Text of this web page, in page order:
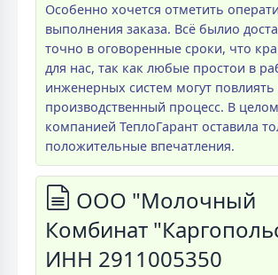
Особенно хочется отметить
выполнения заказа. Всё былио
точно в оговоренные сроки, что
для нас, так как любые простои в
инженерных систем могут повлиять
производственный процесс. В
компанией ТеплоГарант оставила
положительные впечатления.
ООО "Молочный
Комбинат
ИНН 2911005350